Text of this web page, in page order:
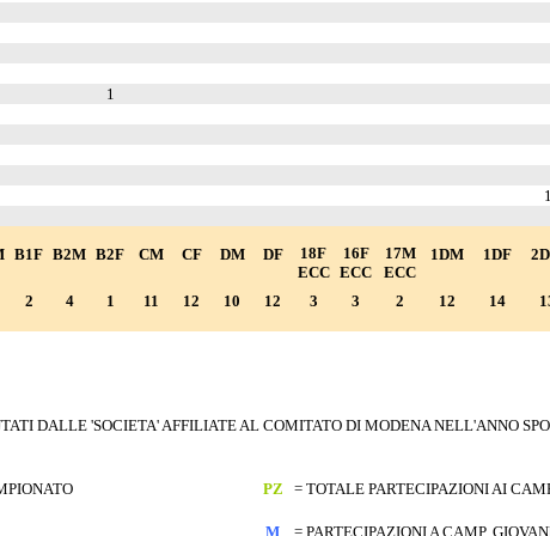
1
1
B1F B2M B2F CM CF DM DF
18F
ECC
16F
ECC
17M
ECC
1DM 1DF
2 4 1 11 12 10 12 3 3 2 12 14
DALLE 'SOCIETA' AFFILIATE AL COMITATO DI MODENA NELL'ANNO
PZ
= TOTALE PARTECIPAZIONI AI
M = PARTECIPAZIONI A CAMP.